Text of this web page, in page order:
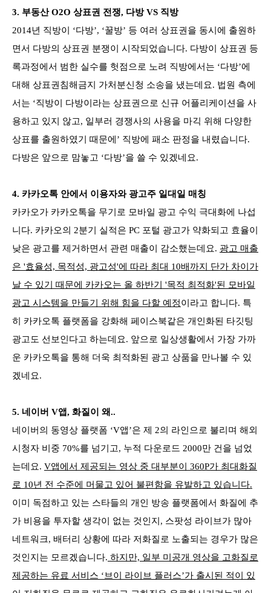
3. 부동산 O2O 상표권 전쟁, 다방 VS 직방
2014년 직방이 ‘다방’, ‘꿀방’ 등 여러 상표권을 동시에 출원하
면서 다방의 상표권 분쟁이 시작되었습니다. 다방이 상표권 등
록과정에서 범한 실수를 헛점으로 노려 직방에서는 ‘다방’에
대해 상표권침해금지 가처분신청 소송을 냈는데요. 법원 측에
서는 ‘직방이 다방이라는 상표권으로 신규 어플리케이션을 사
용하고 있지 않고, 일부러 경쟁사의 사용을 마긱 위해 다양한
상표를 출원하였기 때문에’ 직방에 패소 판정을 내렸습니다.
다방은 앞으로 맘놓고 ‘다방’을 쓸 수 있겠네요.
4. 카카오톡 안에서 이용자와 광고주 일대일 매칭
카카오가 카카오톡을 무기로 모바일 광고 수익 극대화에 나섭
니다. 카카오의 2분기 실적은 PC 포털 광고가 약화되고 효율이
낮은 광고를 제거하면서 관련 매출이 감소했는데요. 광고 매출
은 '효율성, 목적성, 광고성'에 따라 최대 10배까지 단가 차이가
날 수 있기 때문에 카카오는 올 하반기 '목적 최적화'된 모바일
광고 시스템을 만들기 위해 힘을 다할 예정이라고 합니다. 특
히 카카오톡 플랫폼을 강화해 페이스북같은 개인화된 타깃팅
광고도 선보인다고 하는데요. 앞으로 일상생활에서 가장 가까
운 카카오톡을 통해 더욱 최적화된 광고 상품을 만나볼 수 있
겠네요.
5. 네이버 V앱, 화질이 왜..
네이버의 동영상 플랫폼 ‘V앱’은 제 2의 라인으로 불리며 해외
시청자 비중 70%를 넘기고, 누적 다운로드 2000만 건을 넘었
는데요. V앱에서 제공되는 영상 중 대부분이 360P가 최대화질
로 10년 전 수준에 머물고 있어 불편함을 유발하고 있습니다.
이미 독점하고 있는 스타들의 개인 방송 플랫폼에서 화질에 추
가 비용을 투자할 생각이 없는 것인지, 스팟성 라이브가 많아
네트워크, 배터리 상황에 따라 저화질로 노출되는 경우가 많은
것인지는 모르겠습니다. 하지만, 일부 미공개 영상을 고화질로
제공하는 유료 서비스 ‘브이 라이브 플러스’가 출시된 적이 있